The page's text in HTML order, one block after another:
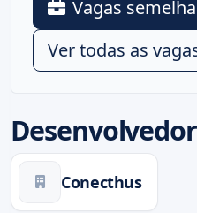
Conecthus
Vagas
Ver todas as